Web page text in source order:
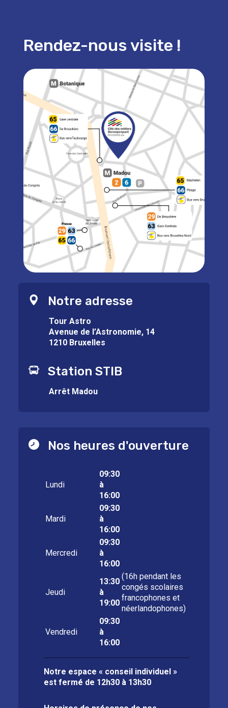
Rendez-nous visite !
Notre adresse
Tour Astro
Avenue de l’Astronomie, 14
1210 Bruxelles
Station STIB
Arrêt Madou
Nos heures d'ouverture
Lundi
09:30
à
16:00
Mardi
09:30
à
16:00
Mercredi
09:30
à
16:00
Jeudi
13:30
à
19:00
(16h pendant les
congés scolaires
francophones et
néerlandophones)
Vendredi
09:30
à
16:00
Notre espace « conseil individuel »
est fermé de 12h30 à 13h30